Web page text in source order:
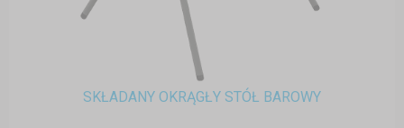
SKŁADANY OKRĄGŁY STÓŁ BAROWY